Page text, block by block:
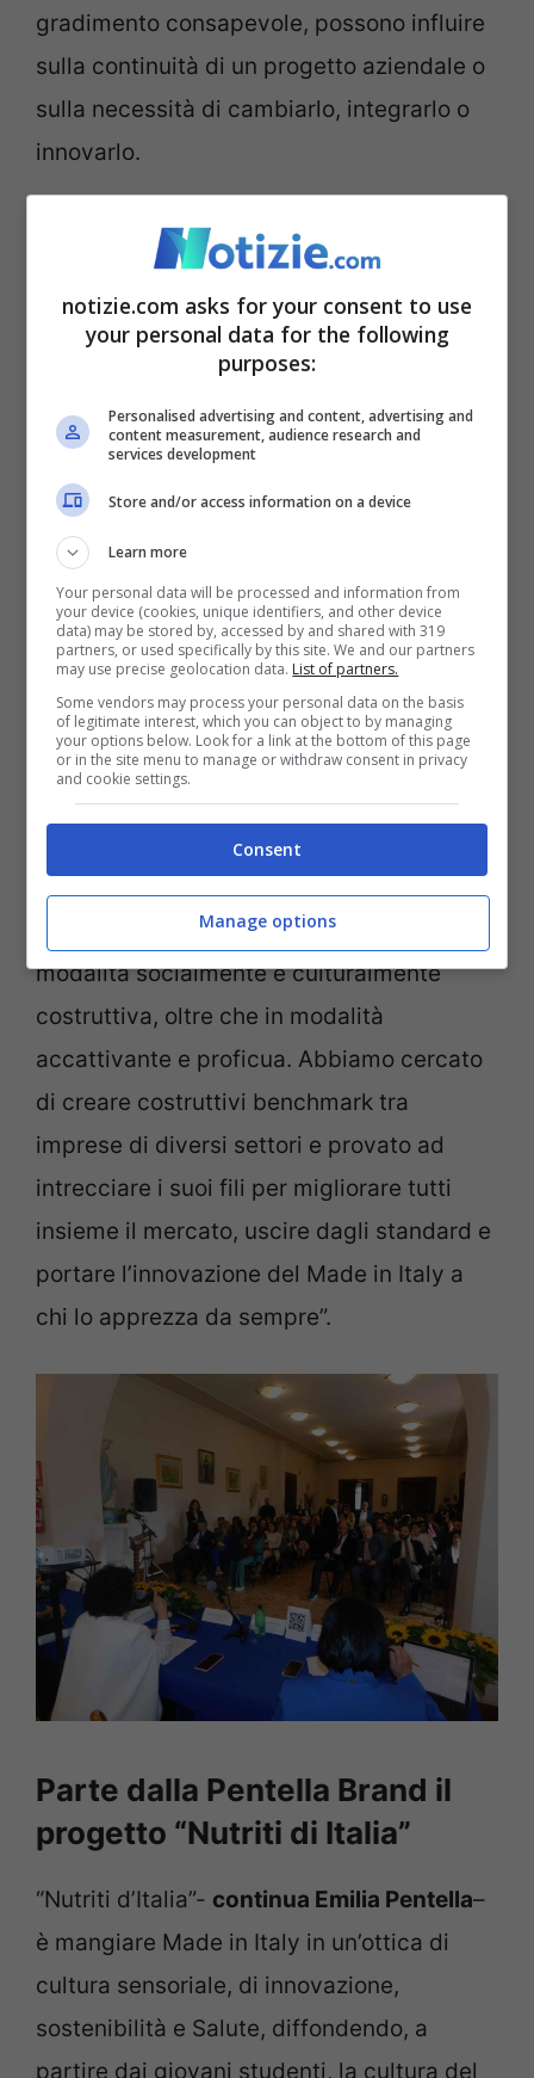
gradimento consapevole, possono influire
sulla continuità di un progetto aziendale o
sulla necessità di cambiarlo, integrarlo o
innovarlo.
“La Pentella Brand- dichiara l’imprenditrice
e ideatrice del progetto Emilia Pentella
una struttura societaria aperta a partner
aziendali per ambiziose progettualità, e da
sempre è proiettata a scambi con giovani
imprese emergenti e storiche realtà
territoriali, cercando anche sinergie sul
web, su cui far veicolare progetti in
modalità socialmente e culturalmente
costruttiva, oltre che in modalità
accattivante e proficua. Abbiamo cercato
di creare costruttivi benchmark tra
imprese di diversi settori e provato ad
intrecciare i suoi fili per migliorare tutti
insieme il mercato, uscire dagli standard e
portare l’innovazione del Made in Italy a
chi lo apprezza da sempre”.
Parte dalla Pentella Brand il
progetto “Nutriti di Italia”
“Nutriti d’Italia”- continua Emilia Pentella–
è mangiare Made in Italy in un’ottica di
cultura sensoriale, di innovazione,
sostenibilità e Salute, diffondendo, a
partire dai giovani studenti, la cultura del
notizie.com asks for your consent to use
your personal data for the following
purposes:
Personalised advertising and content, advertising and
content measurement, audience research and
services development
Store and/or access information on a device
Learn more
Your personal data will be processed and information from
your device (cookies, unique identifiers, and other device
data) may be stored by, accessed by and shared with 319
partners, or used specifically by this site. We and our partners
may use precise geolocation data. List of partners.
Some vendors may process your personal data on the basis
of legitimate interest, which you can object to by managing
your options below. Look for a link at the bottom of this page
or in the site menu to manage or withdraw consent in privacy
and cookie settings.
Consent
Manage options